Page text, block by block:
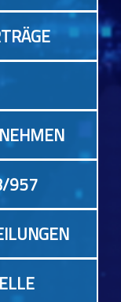
957